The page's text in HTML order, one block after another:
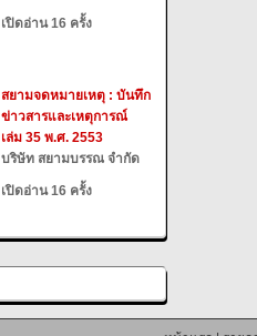
เปิดอ่าน 16 ครั้ง
สยามจดหมายเหตุ : บันทึก
ข่าวสารและเหตุการณ์
เล่ม 35 พ.ศ. 2553
บริษัท สยามบรรณ จำกัด
เปิดอ่าน 16 ครั้ง